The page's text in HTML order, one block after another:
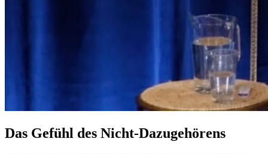
Das Gefühl des Nicht-Dazugehörens